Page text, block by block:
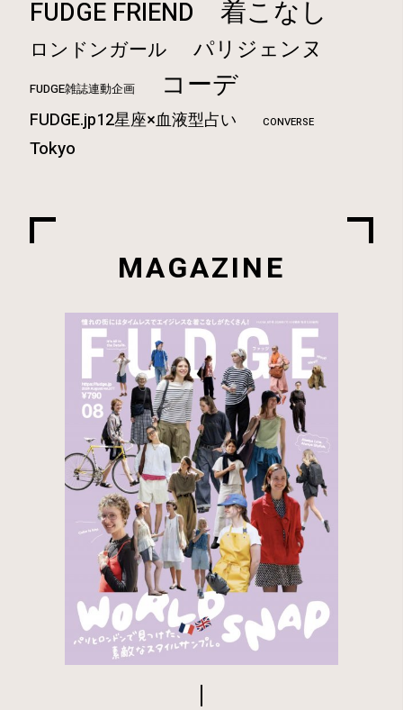
FUDGE FRIEND 着こなし
ロンドンガール パリジェンヌ
FUDGE雑誌連動企画 コーデ
FUDGE.jp12星座×血液型占い CONVERSE
Tokyo
MAGAZINE